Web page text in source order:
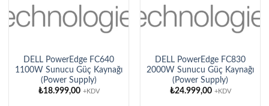
DELL PowerEdge FC640
1100W Sunucu Güç Kaynağı
(Power Supply)
₺18.999,00 +KDV
DELL PowerEdge FC830
2000W Sunucu Güç Kaynağı
(Power Supply)
₺24.999,00 +KDV